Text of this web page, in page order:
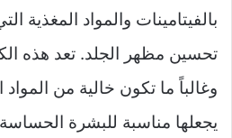
بالفيتامينات والمواد المغذية
تحسين مظهر الجلد. تعد هذه
وغالباً ما تكون خالية من المواد
يجعلها مناسبة للبشرة